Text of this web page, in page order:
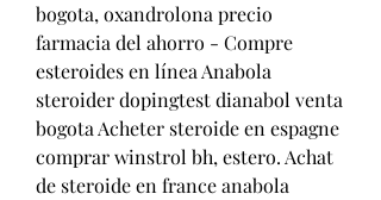
bogota, oxandrolona precio
farmacia del ahorro - Compre
esteroides en línea Anabola
steroider dopingtest dianabol venta
bogota Acheter steroide en espagne
comprar winstrol bh, estero. Achat
de steroide en france anabola